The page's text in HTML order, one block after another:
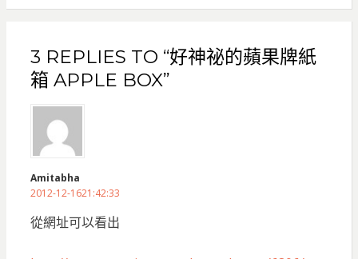
3 REPLIES TO “好神祕的蘋果牌紙
箱 APPLE BOX”
Amitabha
2012-12-1621:42:33
從網址可以看出